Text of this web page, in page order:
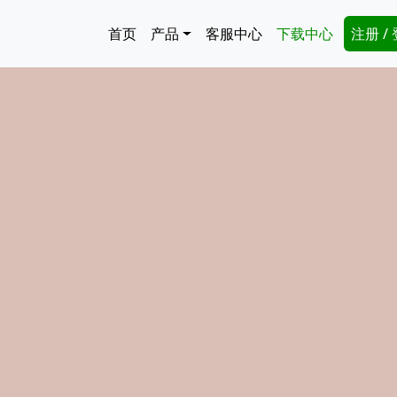
Main navigation
首页 产品 客服中心 下载中心 注册 /